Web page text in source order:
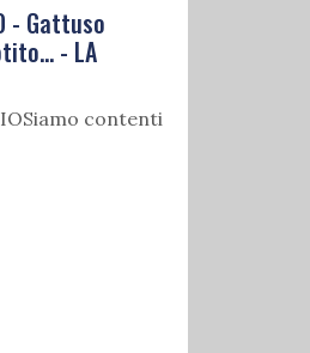
- Gattuso
- LA
contenti